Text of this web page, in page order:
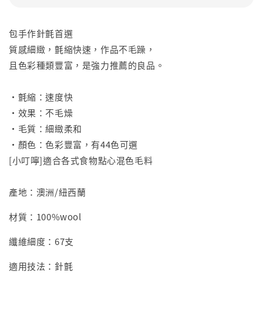
包手作針氈首選
質感細緻，氈縮快速，作品不毛躁，
且色彩種類豐富，是強力推薦的良品。
•氈縮：速度快
•效果：不毛燥
•毛質：細緻柔和
•顏色：色彩豐富，有44色可選
[小叮嚀]適合各式食物點心混色毛料
產地：澳洲/紐西蘭
材質：100%wool
纖維細度：67支
適用技法：針氈